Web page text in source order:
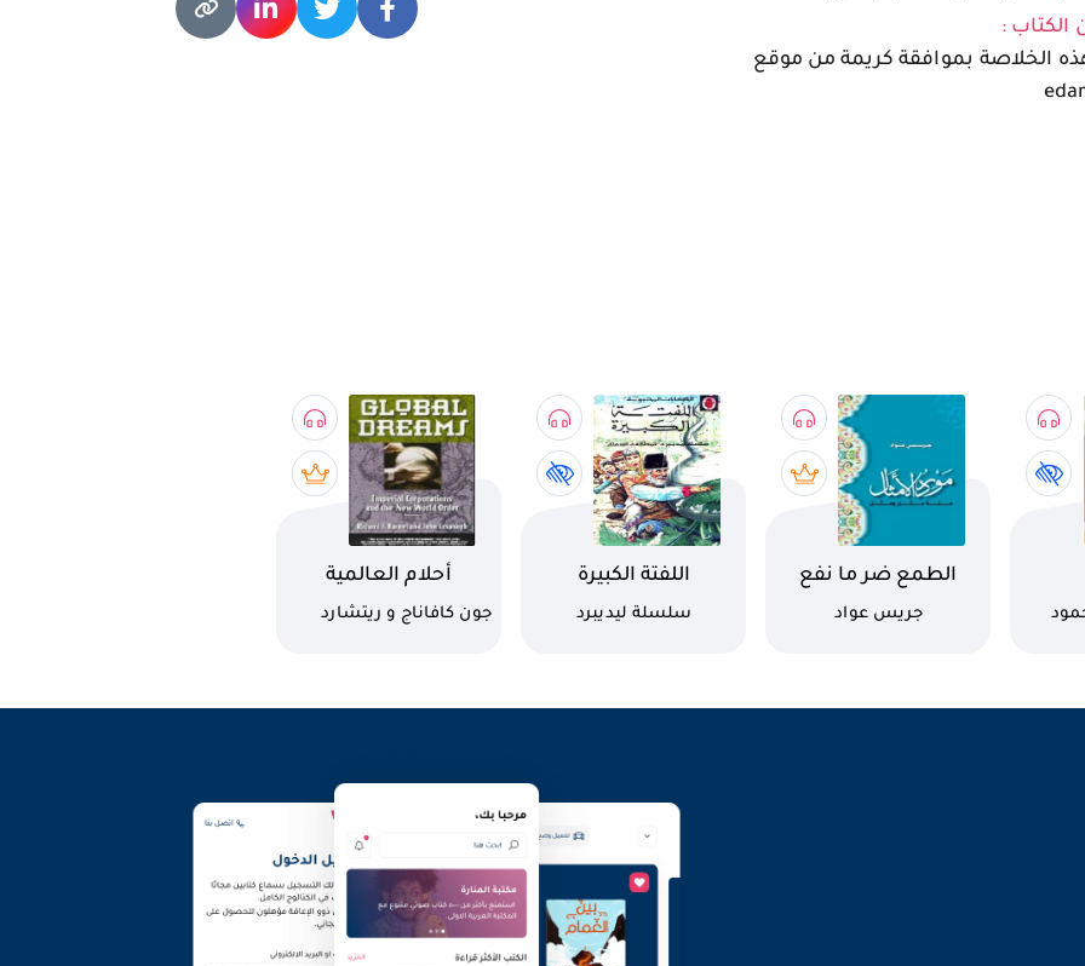
الكتاب :
الخلاصة بموافقة كريمة من موقع
اسم الكتاب
الطمع ضر ما نفع
كاتب
جريس عواد
اسم الكتاب
اللفتة الكبيرة
كاتب
سلسلة ليديبرد
اسم الكتاب
أحلام العالمية
كاتب
جون كافاناج و ريتشارد